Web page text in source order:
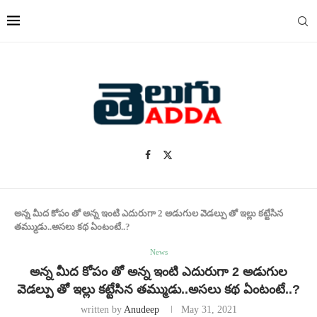
అన్న మీద కోపం తో అన్న ఇంటి ఎదురుగా 2 అడుగుల వెడల్పు తో ఇల్లు కట్టేసిన
తమ్ముడు..అసలు కథ ఏంటంటే..?
News
అన్న మీద కోపం తో అన్న ఇంటి ఎదురుగా 2 అడుగుల
వెడల్పు తో ఇల్లు కట్టేసిన తమ్ముడు..అసలు కథ ఏంటంటే..?
written by Anudeep May 31, 2021